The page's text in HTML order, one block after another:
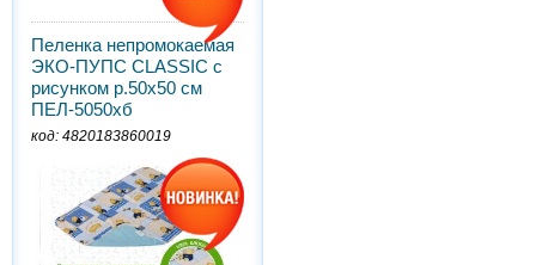
Пеленка непромокаемая
ЭКО-ПУПС CLASSIC с
рисунком р.50х50 см
ПЕЛ-5050хб
код: 4820183860019